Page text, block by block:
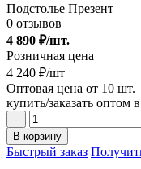
Подстолье Презент
0 отзывов
4 890 ₽/шт.
Розничная цена
4 240 ₽/шт
Оптовая цена от 10 шт.
купить/заказать оптом
−
В корзину
Быстрый заказ